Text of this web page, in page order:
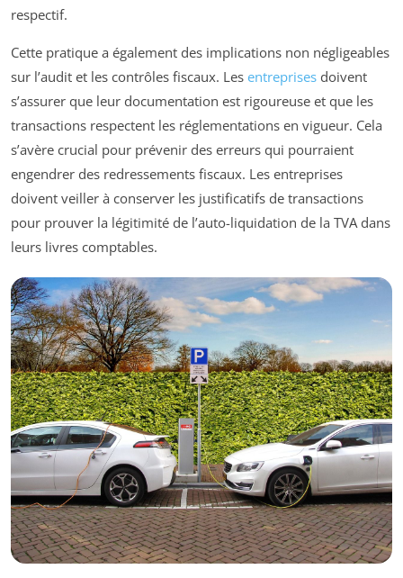
respectif.
Cette pratique a également des implications non négligeables
sur l’audit et les contrôles fiscaux. Les entreprises doivent
s’assurer que leur documentation est rigoureuse et que les
transactions respectent les réglementations en vigueur. Cela
s’avère crucial pour prévenir des erreurs qui pourraient
engendrer des redressements fiscaux. Les entreprises
doivent veiller à conserver les justificatifs de transactions
pour prouver la légitimité de l’auto-liquidation de la TVA dans
leurs livres comptables.